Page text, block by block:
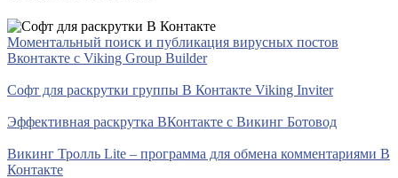
Моментальный поиск и публикация вирусных постов
Вконтакте с Viking Group Builder
Софт для раскрутки группы В Контакте Viking Inviter
Эффективная раскрутка ВКонтакте с Викинг Ботовод
Викинг Тролль Lite – программа для обмена комментариями В
Контакте